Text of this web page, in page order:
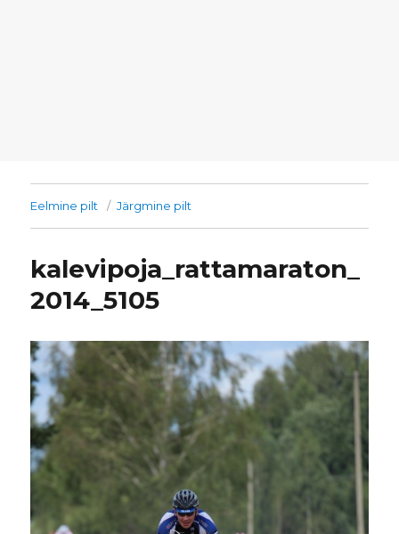
Eelmine pilt Järgmine pilt
kalevipoja_rattamaraton_
2014_5105